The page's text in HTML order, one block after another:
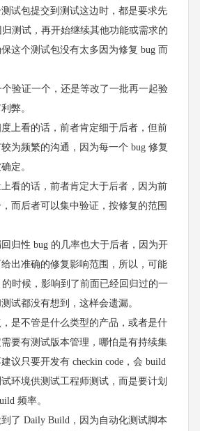
试包提交到测试这边时，都是要求先
测试，再开始继续其他功能或需求的
这个测试包没有太多因为修复 bug 而
证一个，还是等改了一批再一起验
弊。
看的话，前者肯定细于后者，但前
为频繁的沟通，因为每一个 bug 修复
定。
的话，前者肯定大于后者，因为前
而后者可以集中验证，按修复的范围
性 bug 的几率也大于后者，因为开
出准确的修复影响范围，所以，可能
时候，影响到了前面已经回归过的一
试都没有想到，这样会遗漏。
不管是什么类型的产品，或者是什
要有测试版本管理，哪怕是有持续集
议只要开发有 checkin code，会 build
环境供测试工程师测试，而是要计划
频率。
Daily Build，因为自动化测试脚本